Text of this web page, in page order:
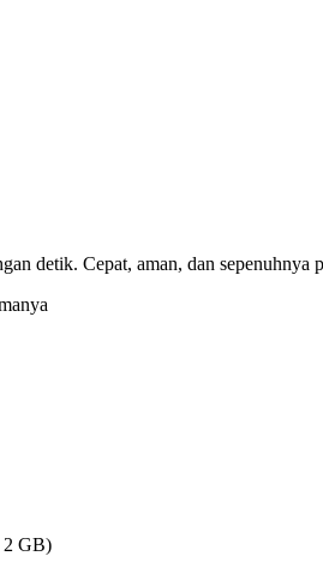
detik. Cepat, aman, dan sepenuhnya
2 GB)